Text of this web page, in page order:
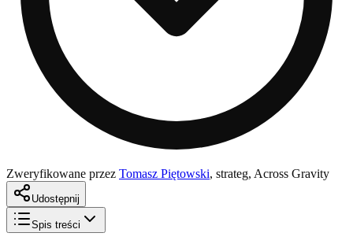
Zweryfikowane przez Tomasz Piętowski, strateg, Across Gravity
Udostępnij
Spis treści